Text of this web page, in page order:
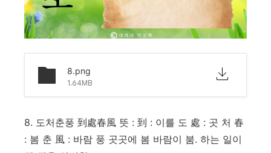
8.png
1.64MB
8. 도처춘풍 到處春風 뜻 : 到 : 이를 도 處 : 곳 처 春
: 봄 춘 風 : 바람 풍 곳곳에 봄 바람이 붐. 하는 일이